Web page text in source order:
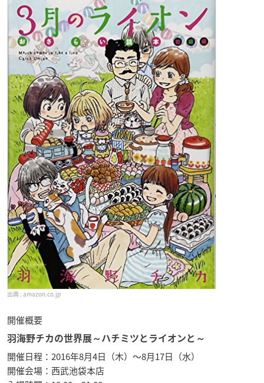
amazon.co.jp
開催概要
羽海野チカの世界展～ハチミツとライオンと～
開催日程：2016年8月4日（木）～8月17日（水）
開催会場：西武池袋本店